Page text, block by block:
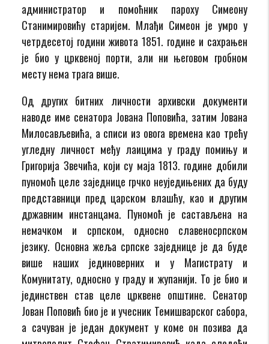
администратор и помоћник пароху Симеону
Станимировићу старијем. Млађи Симеон је умро у
четрдесетој години живота 1851. године и сахрањен
је био у црквеној порти, али ни његовом гробном
месту нема трага више.
Од других битних личности архивски документи
наводе име сенатора Јована Поповића, затим Јована
Милосављевића, а списи из овога времена као трећу
угледну личност међу лаицима у граду помињу и
Григорија Звечића, који су маја 1813. године добили
пуномоћ целе заједнице грчко неуједињених да буду
представници пред царском влашћу, као и другим
државним инстанцама. Пуномоћ је састављена на
немачком и српском, односно славеносрпском
језику. Основна жеља српске заједнице је да буде
више наших јединоверних и у Магистрату и
Комунитату, односно у граду и жупанији. То је био и
јединствен став целе црквене општине. Сенатор
Јован Поповић био је и учесник Темишварског сабора,
а сачуван је један документ у коме он позива да